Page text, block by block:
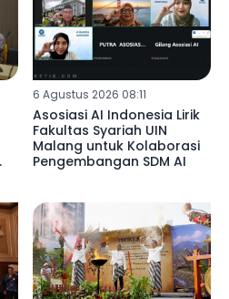
6 Agustus 2026 08:11
Asosiasi AI Indonesia Lirik
Fakultas Syariah UIN
Malang untuk Kolaborasi
Pengembangan SDM AI